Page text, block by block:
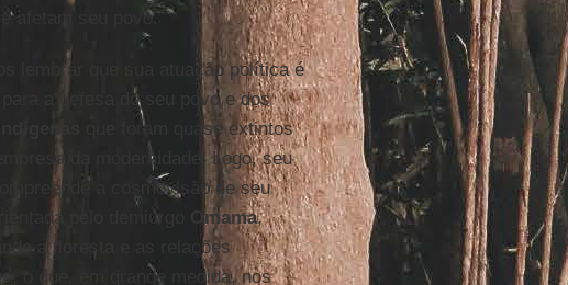
afetam seu povo.
lembrar que sua atuação política é
a defesa do seu povo e dos
que foram quase extintos
da modernidade. Logo, seu
a cosmovisão de seu
pelo demiurgo
Omama,
a floresta e as relações
o que, em grande medida, nos